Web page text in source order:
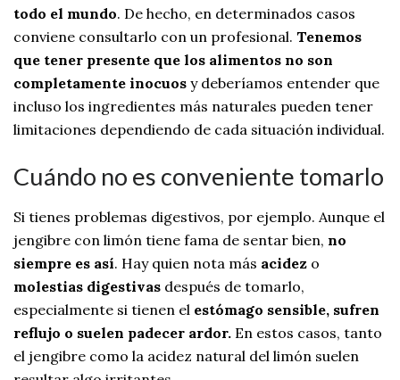
todo el mundo. De hecho, en determinados casos
conviene consultarlo con un profesional. Tenemos
que tener presente que los alimentos no son
completamente inocuos y deberíamos entender que
incluso los ingredientes más naturales pueden tener
limitaciones dependiendo de cada situación individual.
Cuándo no es conveniente tomarlo
Si tienes problemas digestivos, por ejemplo. Aunque el
jengibre con limón tiene fama de sentar bien, no
siempre es así. Hay quien nota más acidez o
molestias digestivas después de tomarlo,
especialmente si tienen el estómago sensible, sufren
reflujo o suelen padecer ardor. En estos casos, tanto
el jengibre como la acidez natural del limón suelen